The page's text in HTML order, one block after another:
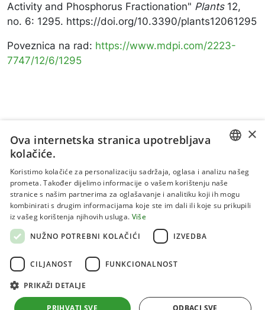
Activity and Phosphorus Fractionation" Plants12,
no. 6: 1295. https://doi.org/10.3390/plants12061295
Poveznica na rad: https://www.mdpi.com/2223-
7747/12/6/1295
Uvjeti korištenja
Politika privatnosti
Kolačići
melioraciju krša
ENGLISH
×
Ova internetska stranica upotrebljava
kolačiće.
Koristimo kolačiće za personalizaciju sadržaja, oglasa i analizu našeg
prometa. Također dijelimo informacije o vašem korištenju naše
stranice s našim partnerima za oglašavanje i analitiku koji ih mogu
kombinirati s drugim informacijama koje ste im dali ili koje su prikupili
iz vašeg korištenja njihovih usluga. Više
NUŽNO POTREBNI KOLAČIĆI
IZVEDBA
CILJANOST FUNKCIONALNOST
PRIKAŽI DETALJE
PRIHVATI SVE ODBACI SVE